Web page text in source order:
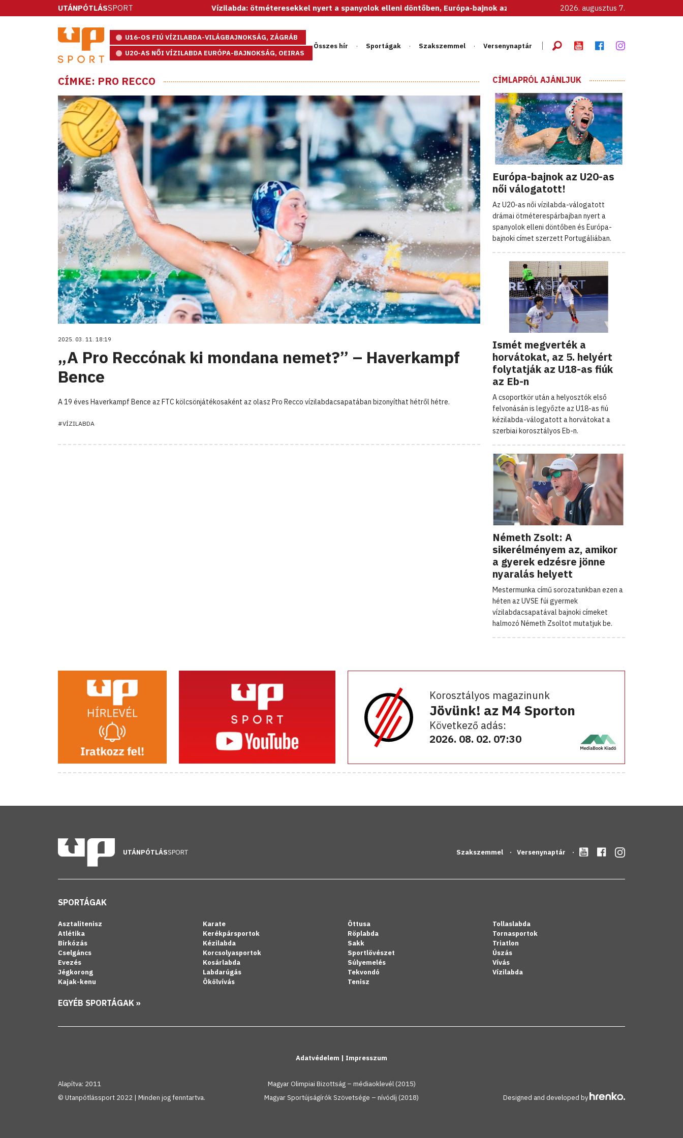
UTÁNPÓTLÁSSPORT Vízilabda: ötméteresekkel nyert a spanyolok elleni döntőben, Európa-bajnok az U20-as női válogatott! 2026. augusztus 7.
U16-OS FIÚ VÍZILABDA-VILÁGBAJNOKSÁG, ZÁGRÁB
U20-AS NŐI VÍZILABDA EURÓPA-BAJNOKSÁG, OEIRAS
Összes hír Sportágak Szakszemmel Versenynaptár
CÍMKE: PRO RECCO
2025. 03. 11. 18:19
„A Pro Reccónak ki mondana nemet?” – Haverkampf
Bence
A 19 éves Haverkampf Bence az FTC kölcsönjátékosaként az olasz Pro Recco vízilabdacsapatában bizonyíthat hétről hétre.
#VÍZILABDA
CÍMLAPRÓL AJÁNLJUK
Európa-bajnok az U20-as
női válogatott!
Az U20-as női vízilabda-válogatott
drámai ötméterespárbajban nyert a
spanyolok elleni döntőben és Európa-
bajnoki címet szerzett Portugáliában.
Ismét megverték a
horvátokat, az 5. helyért
folytatják az U18-as fiúk
az Eb-n
A csoportkör után a helyosztók első
felvonásán is legyőzte az U18-as fiú
kézilabda-válogatott a horvátokat a
szerbiai korosztályos Eb-n.
Németh Zsolt: A
sikerélményem az, amikor
a gyerek edzésre jönne
nyaralás helyett
Mestermunka című sorozatunkban ezen a
héten az UVSE fúi gyermek
vízilabdacsapatával bajnoki címeket
halmozó Németh Zsoltot mutatjuk be.
Korosztályos magazinunk
Jövünk! az M4 Sporton
Következő adás:
2026. 08. 02. 07:30
UTÁNPÓTLÁSSPORT Szakszemmel Versenynaptár
SPORTÁGAK
Asztalitenisz
Atlétika
Birkózás
Cselgáncs
Evezés
Jégkorong
Kajak-kenu
Karate
Kerékpársportok
Kézilabda
Korcsolyasportok
Kosárlabda
Labdarúgás
Ökölvívás
Öttusa
Röplabda
Sakk
Sportlövészet
Súlyemelés
Tekvondó
Tenisz
Tollaslabda
Tornasportok
Triatlon
Úszás
Vívás
Vízilabda
EGYÉB SPORTÁGAK »
Adatvédelem | Impresszum
Alapítva: 2011
© Utanpótlássport 2022 | Minden jog fenntartva.
Magyar Olimpiai Bizottság – médiaoklevél (2015)
Magyar Sportújságírók Szövetsége – nívódíj (2018)
Designed and developed by